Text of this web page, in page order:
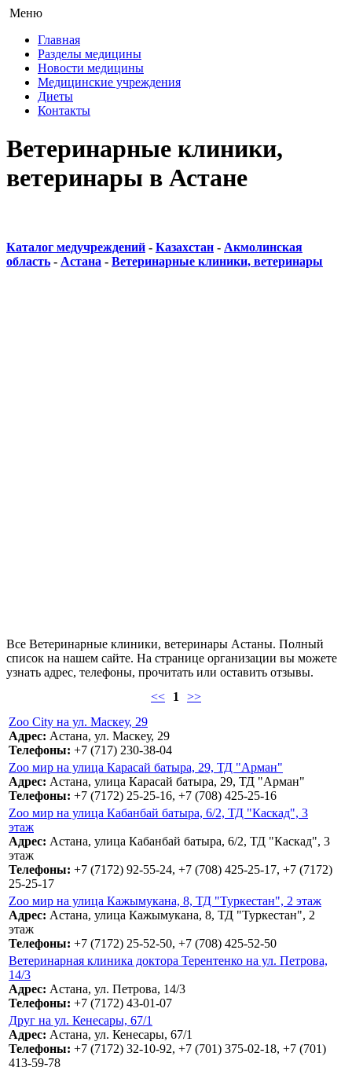
Меню
Главная
Разделы медицины
Новости медицины
Медицинские учреждения
Диеты
Контакты
Ветеринарные клиники,
ветеринары в Астане
Каталог медучреждений - Казахстан - Акмолинская
область - Астана - Ветеринарные клиники, ветеринары
Все Ветеринарные клиники, ветеринары Астаны. Полный
список на нашем сайте. На странице организации вы можете
узнать адрес, телефоны, прочитать или оставить отзывы.
<<
1 >>
Zoo City на ул. Маскеу, 29
Адрес: Астана, ул. Маскеу, 29
Телефоны: +7 (717) 230-38-04
Zoo мир на улица Карасай батыра, 29, ТД "Арман"
Адрес: Астана, улица Карасай батыра, 29, ТД "Арман"
Телефоны: +7 (7172) 25-25-16, +7 (708) 425-25-16
Zoo мир на улица Кабанбай батыра, 6/2, ТД "Каскад", 3
этаж
Адрес: Астана, улица Кабанбай батыра, 6/2, ТД "Каскад", 3
этаж
Телефоны: +7 (7172) 92-55-24, +7 (708) 425-25-17, +7 (7172)
25-25-17
Zoo мир на улица Кажымукана, 8, ТД "Туркестан", 2 этаж
Адрес: Астана, улица Кажымукана, 8, ТД "Туркестан", 2
этаж
Телефоны: +7 (7172) 25-52-50, +7 (708) 425-52-50
Ветеринарная клиника доктора Терентенко на ул. Петрова,
14/3
Адрес: Астана, ул. Петрова, 14/3
Телефоны: +7 (7172) 43-01-07
Друг на ул. Кенесары, 67/1
Адрес: Астана, ул. Кенесары, 67/1
Телефоны: +7 (7172) 32-10-92, +7 (701) 375-02-18, +7 (701)
413-59-78